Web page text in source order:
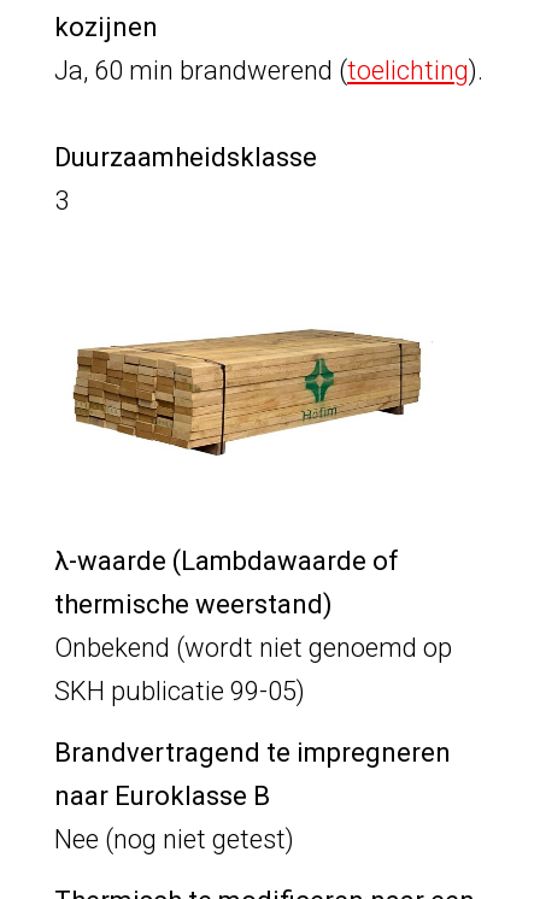
kozijnen
Ja, 60 min brandwerend (toelichting).
Duurzaamheidsklasse
3
λ-waarde (Lambdawaarde of
thermische weerstand)
Onbekend (wordt niet genoemd op
SKH publicatie 99-05)
Brandvertragend te impregneren
naar Euroklasse B
Nee (nog niet getest)